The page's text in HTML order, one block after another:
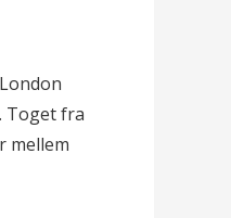
Toget fra
mellem